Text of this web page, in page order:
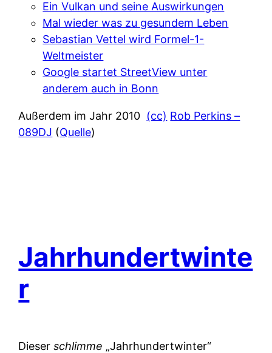
Ein Vulkan und seine Auswirkungen
Mal wieder was zu gesundem Leben
Sebastian Vettel wird Formel-1-
Weltmeister
Google startet StreetView unter
anderem auch in Bonn
Außerdem im Jahr 2010 (cc) Rob Perkins –
089DJ (Quelle)
Jahrhundertwinte
r
Dieserschlimme „Jahrhundertwinter“